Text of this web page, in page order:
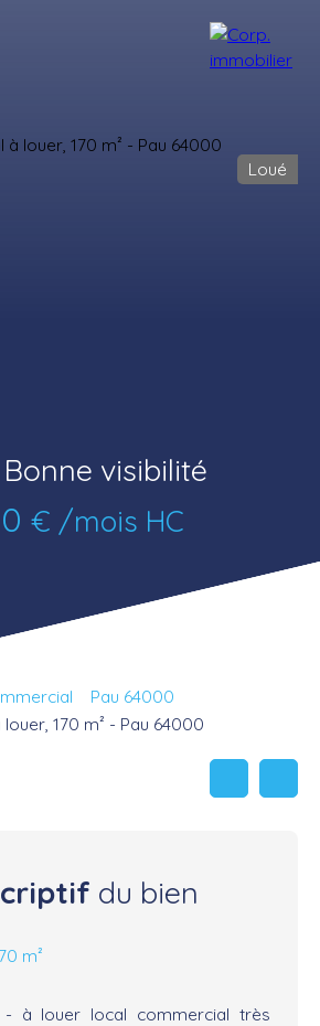
Loué
Bonne visibilité
€ /mois HC
Pau 64000
170 m² - Pau 64000
du bien
m²
- à louer local commercial très